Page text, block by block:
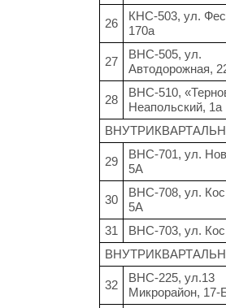
26
КНС-503, ул.
170а
27
ВНС-505, ул.
Автодорожная,
28
ВНС-510,
Неапольский, 1а
29
ВНС-701, ул.
5А
30
ВНС-708, ул.
5А
31
ВНС-703, ул.
32
ВНС-225, ул.13
Микрорайон, 17-